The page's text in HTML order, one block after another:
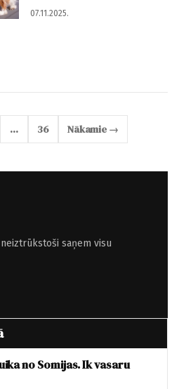
07.11.2025.
… 36 Nākamie →
saņem visu
no Somijas. Ik vasaru